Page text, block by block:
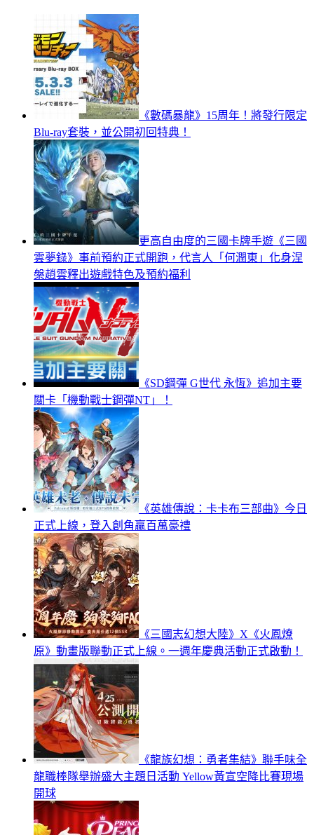
《數碼暴龍》15周年！將發行限定
Blu-ray套裝，並公開初回特典！
更高自由度的三國卡牌手遊《三國
雲夢錄》事前預約正式開跑，代言人「何潤東」化身涅
槃趙雲釋出遊戲特色及預約福利
《SD鋼彈 G世代 永恆》追加主要
關卡「機動戰士鋼彈NT」！
《英雄傳說：卡卡布三部曲》今日
正式上線，登入創角贏百萬豪禮
《三國志幻想大陸》X《火鳳燎
原》動畫版聯動正式上線。一週年慶典活動正式啟動！
《龍族幻想：勇者集結》聯手味全
龍職棒隊舉辦盛大主題日活動 Yellow黃宣空降比賽現場
開球